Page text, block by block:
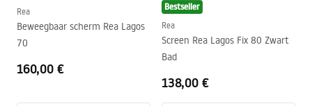
Rea
Beweegbaar scherm Rea Lagos
70
160,00 €
Bestseller
Rea
Screen Rea Lagos Fix 80 Zwart
Bad
138,00 €